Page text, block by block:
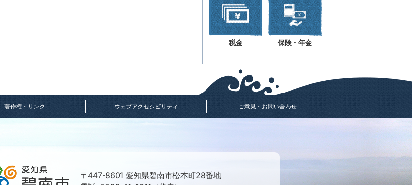
税金 保険・年金
著作権・リンク ウェブアクセシビリティ ご意見・お問い合わせ
〒447-8601 愛知県碧南市松本町28番地